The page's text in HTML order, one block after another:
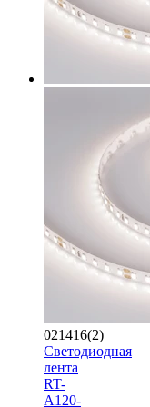
021416(2)
Светодиодная
лента
RT-
A120-